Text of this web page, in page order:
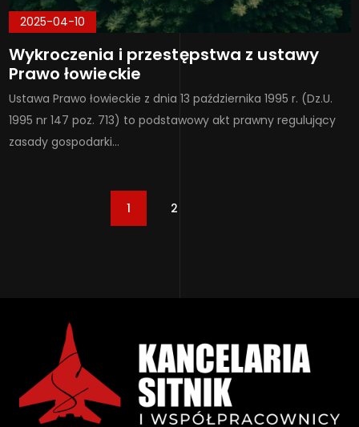
2025-04-10
Wykroczenia i przestępstwa z ustawy
Prawo łowieckie
Ustawa Prawo łowieckie z dnia 13 października 1995 r. (Dz.U.
1995 nr 147 poz. 713) to podstawowy akt prawny regulujący
zasady gospodarki…
1 2